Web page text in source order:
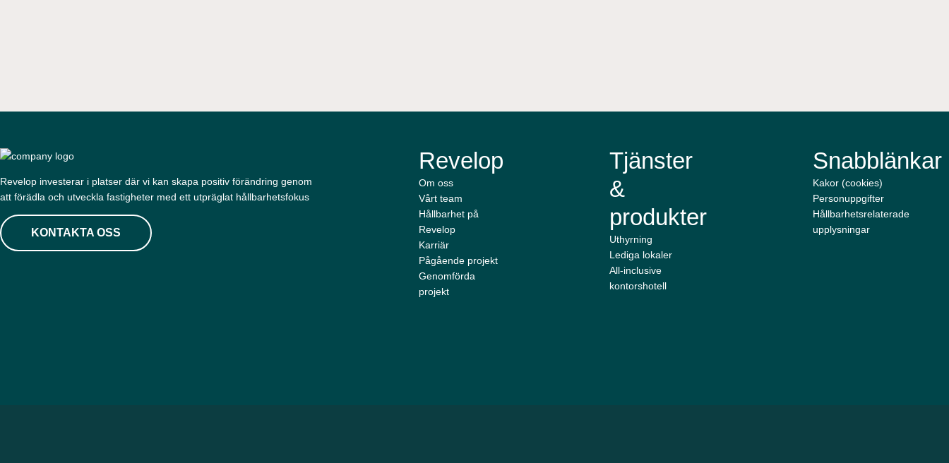
Revelop investerar i platser där vi kan skapa positiv förändring genom
att förädla och utveckla fastigheter med ett utpräglat hållbarhetsfokus
KONTAKTA OSS
Revelop
Om oss
Vårt team
Hållbarhet på
Revelop
Karriär
Pågående projekt
Genomförda
projekt
Tjänster
&
produkter
Uthyrning
Lediga lokaler
All-inclusive
kontorshotell
Snabblänkar
Kakor (cookies)
Personuppgifter
Hållbarhetsrelaterade
upplysningar